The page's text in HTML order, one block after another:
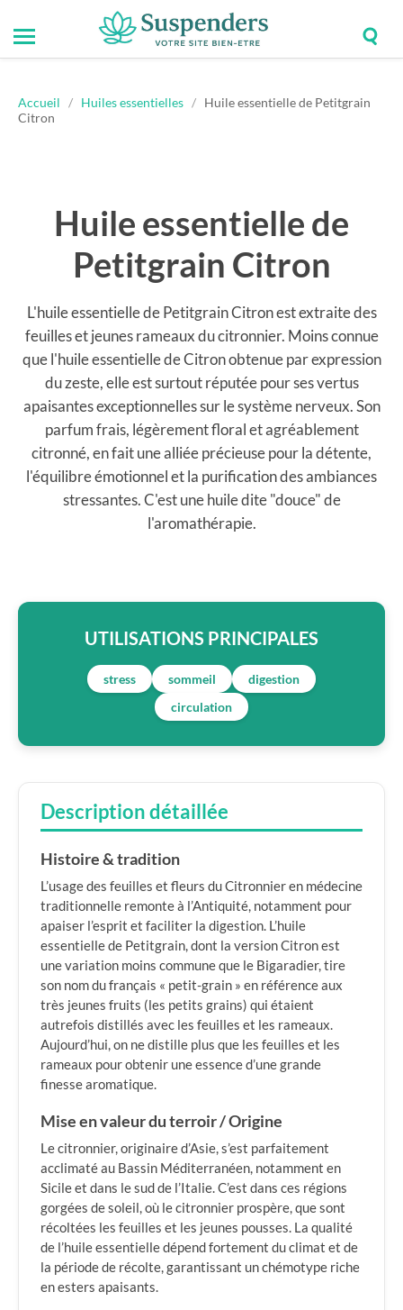
Suspenders
Toggle
mobile
Accueil / Huiles essentielles / Huile essentielle de Petitgrain
Citron
Huile essentielle de
Petitgrain Citron
L'huile essentielle de Petitgrain Citron est extraite des
feuilles et jeunes rameaux du citronnier. Moins connue
que l'huile essentielle de Citron obtenue par expression
du zeste, elle est surtout réputée pour ses vertus
apaisantes exceptionnelles sur le système nerveux. Son
parfum frais, légèrement floral et agréablement
citronné, en fait une alliée précieuse pour la détente,
l'équilibre émotionnel et la purification des ambiances
stressantes. C'est une huile dite "douce" de
l'aromathérapie.
UTILISATIONS PRINCIPALES
stress sommeil
digestion
circulation
Description détaillée
Histoire & tradition
L’usage des feuilles et fleurs du Citronnier en médecine
traditionnelle remonte à l’Antiquité, notamment pour
apaiser l’esprit et faciliter la digestion. L’huile
essentielle de Petitgrain, dont la version Citron est
une variation moins commune que le Bigaradier, tire
son nom du français « petit-grain » en référence aux
très jeunes fruits (les petits grains) qui étaient
autrefois distillés avec les feuilles et les rameaux.
Aujourd’hui, on ne distille plus que les feuilles et les
rameaux pour obtenir une essence d’une grande
finesse aromatique.
Mise en valeur du terroir / Origine
Le citronnier, originaire d’Asie, s’est parfaitement
acclimaté au Bassin Méditerranéen, notamment en
Sicile et dans le sud de l’Italie. C’est dans ces régions
gorgées de soleil, où le citronnier prospère, que sont
récoltées les feuilles et les jeunes pousses. La qualité
de l’huile essentielle dépend fortement du climat et de
la période de récolte, garantissant un chémotype riche
en esters apaisants.